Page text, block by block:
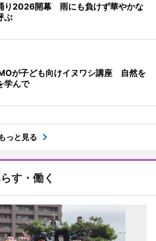
り2026開幕 雨にも負けず華やかな
ぶ
が子ども向けイヌワシ講座 自然を
学んで
もっと見る
す・働く